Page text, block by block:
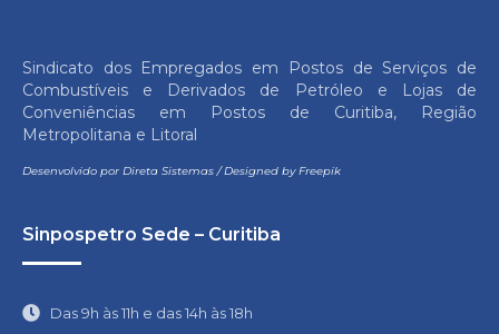
Sindicato dos Empregados em Postos de Serviços de
Combustíveis e Derivados de Petróleo e Lojas de
Conveniências em Postos de Curitiba, Região
Metropolitana e Litoral
Desenvolvido por Direta Sistemas/Designed by Freepik
Sinpospetro Sede – Curitiba
Das 9h às 11h e das 14h às 18h